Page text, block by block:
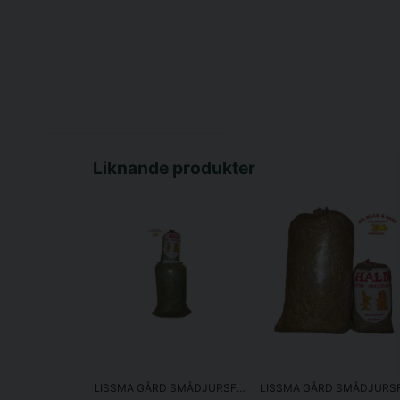
Liknande produkter
LISSMA GÅRD SMÅDJURSFODER